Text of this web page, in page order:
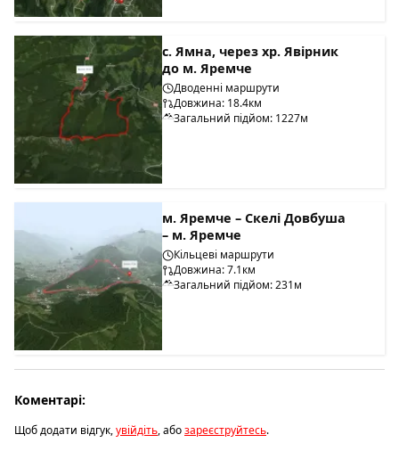
с. Ямна, через хр. Явірник
до м. Яремче
Дводенні маршрути
Довжина: 18.4км
Загальний підйом: 1227м
м. Яремче – Скелі Довбуша
– м. Яремче
Кільцеві маршрути
Довжина: 7.1км
Загальний підйом: 231м
Коментарі:
Щоб додати відгук,увійдіть, абозареєструйтесь.